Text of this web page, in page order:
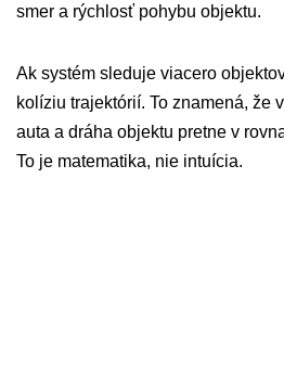
smer a rýchlosť pohybu objektu.
Ak systém sleduje viacero
kolíziu trajektórií. To znamená, že
auta a dráha objektu pretne v
To je matematika, nie intuícia.